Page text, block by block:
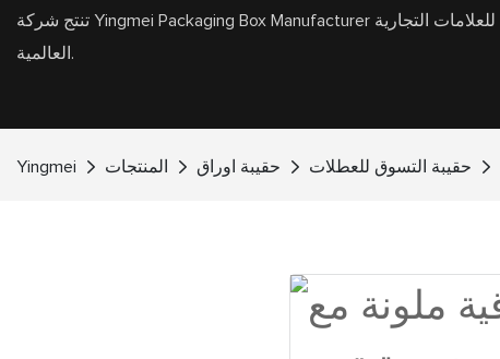
تنتج شركة Yingmei Packaging Box Manufacturer عبوات صناديق هدايا عالية الجودة وأكياس هدايا للعلامات التجارية
العالمية.
Yingmei المنتجات حقيبة اوراق حقيبة التسوق للعطلات